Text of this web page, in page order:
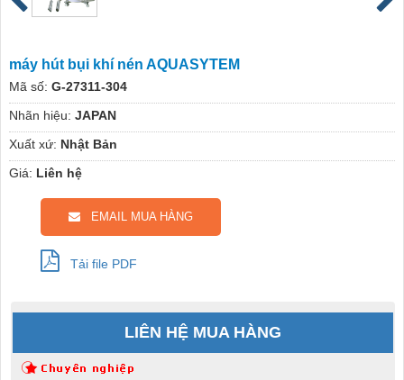
máy hút bụi khí nén AQUASYTEM
Mã số: G-27311-304
Nhãn hiệu: JAPAN
Xuất xứ: Nhật Bản
Giá: Liên hệ
EMAIL MUA HÀNG
Tải file PDF
LIÊN HỆ MUA HÀNG